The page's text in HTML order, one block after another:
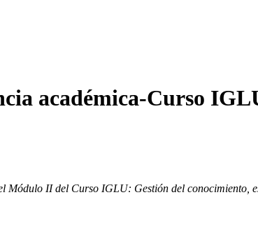
académica-Curso
Módulo II del Curso IGLU: Gestión del conocimiento,